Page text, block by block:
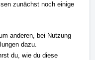
zunächst noch einige
anderen, bei Nutzung
dazu.
du, wie du diese